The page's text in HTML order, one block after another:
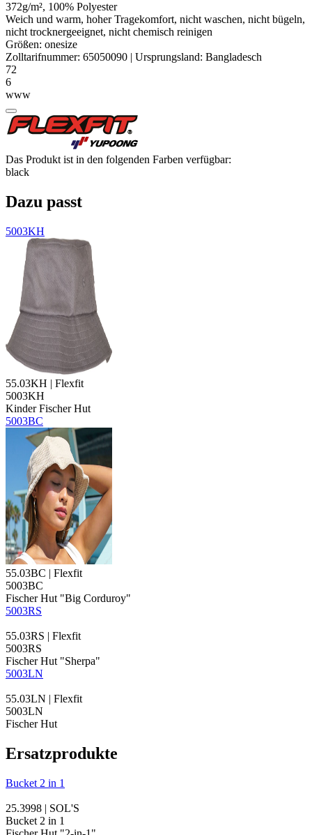
372g/m², 100% Polyester
Weich und warm, hoher Tragekomfort, nicht waschen, nicht bügeln,
nicht trocknergeeignet, nicht chemisch reinigen
Größen: onesize
Zolltarifnummer: 65050090 | Ursprungsland: Bangladesch
72
6
www
Das Produkt ist in den folgenden Farben verfügbar:
black
Dazu passt
5003KH
55.03KH | Flexfit
5003KH
Kinder Fischer Hut
5003BC
55.03BC | Flexfit
5003BC
Fischer Hut "Big Corduroy"
5003RS
55.03RS | Flexfit
5003RS
Fischer Hut "Sherpa"
5003LN
55.03LN | Flexfit
5003LN
Fischer Hut
Ersatzprodukte
Bucket 2 in 1
25.3998 | SOL'S
Bucket 2 in 1